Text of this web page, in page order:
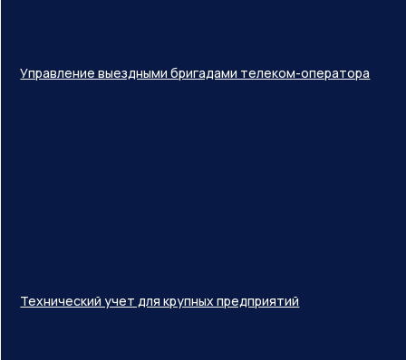
Управление выездными бригадами телеком-оператора
Технический учет для крупных предприятий